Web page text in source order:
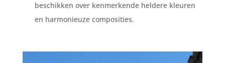
beschikken over kenmerkende heldere kleuren
en harmonieuze composities.